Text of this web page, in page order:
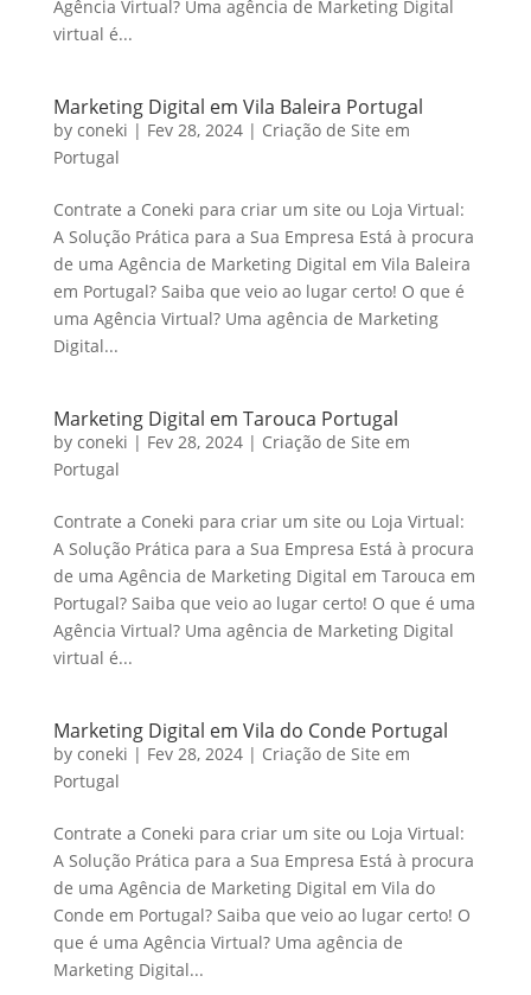
Agência Virtual? Uma agência de Marketing Digital
virtual é...
Marketing Digital em Vila Baleira Portugal
by coneki | Fev 28, 2024| Criação de Site em
Portugal
Contrate a Coneki para criar um site ou Loja Virtual:
A Solução Prática para a Sua Empresa Está à procura
de uma Agência de Marketing Digital em Vila Baleira
em Portugal? Saiba que veio ao lugar certo! O que é
uma Agência Virtual? Uma agência de Marketing
Digital...
Marketing Digital em Tarouca Portugal
by coneki | Fev 28, 2024| Criação de Site em
Portugal
Contrate a Coneki para criar um site ou Loja Virtual:
A Solução Prática para a Sua Empresa Está à procura
de uma Agência de Marketing Digital em Tarouca em
Portugal? Saiba que veio ao lugar certo! O que é uma
Agência Virtual? Uma agência de Marketing Digital
virtual é...
Marketing Digital em Vila do Conde Portugal
by coneki | Fev 28, 2024| Criação de Site em
Portugal
Contrate a Coneki para criar um site ou Loja Virtual:
A Solução Prática para a Sua Empresa Está à procura
de uma Agência de Marketing Digital em Vila do
Conde em Portugal? Saiba que veio ao lugar certo! O
que é uma Agência Virtual? Uma agência de
Marketing Digital...